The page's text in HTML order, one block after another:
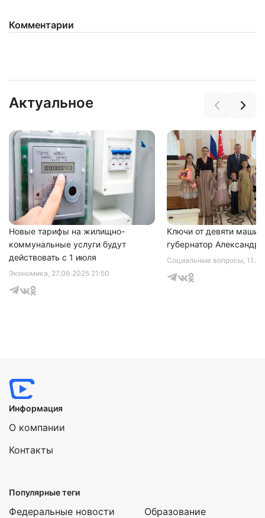
Комментарии
Актуальное
Экономика, 27.06.2025 21:50
Новые тарифы на жилищно-
коммунальные услуги будут
действовать с 1 июля
Социальные вопросы,
Ключи от девяти машин
губернатор Александр
Нажимая на кнопку "Отправить" вы
Информация
О компании
Контакты
Популярные теги
Федеральные новости
Образование